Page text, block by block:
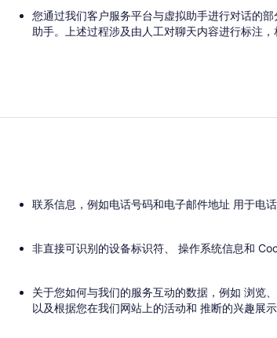
您通过我们客户服务平台与虚拟助手进行对话的
助手。上述过程涉及由人工对聊天内容进行标注
联系信息，例如电话号码和电子邮件地址 用于电
非直接可识别的设备标识符、 操作系统信息和
关于您如何与我们的服务互动的数据，例如 浏览
以及根据您在我们网站上的活动和 推断的兴趣展示